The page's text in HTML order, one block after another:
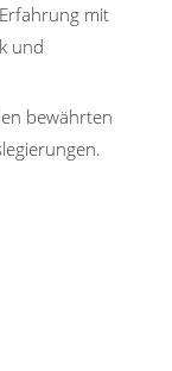
mit
und
bewährten